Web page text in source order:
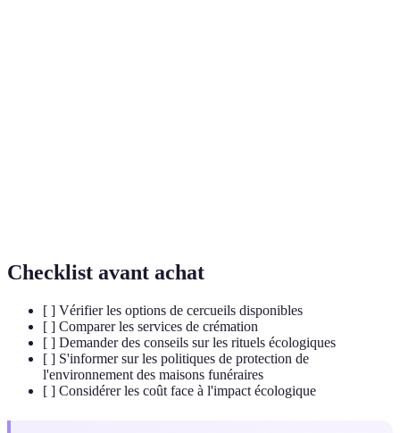
Checklist avant achat
[ ] Vérifier les options de cercueils disponibles
[ ] Comparer les services de crémation
[ ] Demander des conseils sur les rituels écologiques
[ ] S'informer sur les politiques de protection de
l'environnement des maisons funéraires
[ ] Considérer les coût face à l'impact écologique